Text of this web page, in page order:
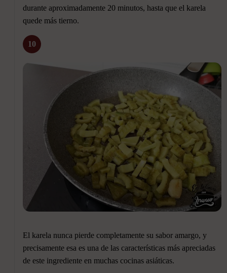
durante aproximadamente 20 minutos, hasta que el karela
quede más tierno.
10
El karela nunca pierde completamente su sabor amargo, y
precisamente esa es una de las características más apreciadas
de este ingrediente en muchas cocinas asiáticas.